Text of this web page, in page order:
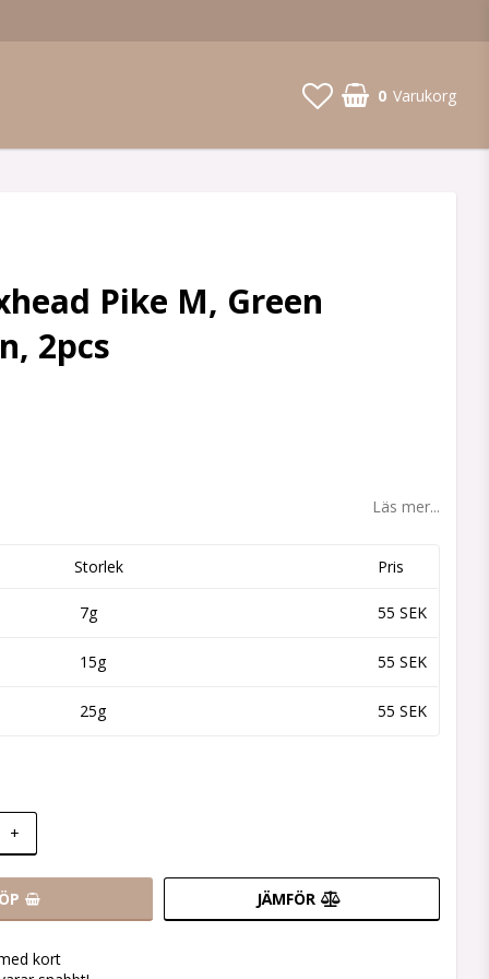
0 Varukorg
Pike M, Green
2pcs
Läs mer...
Storlek Pris
7g 55 SEK
15g 55 SEK
25g 55 SEK
+
JÄMFÖR
kort